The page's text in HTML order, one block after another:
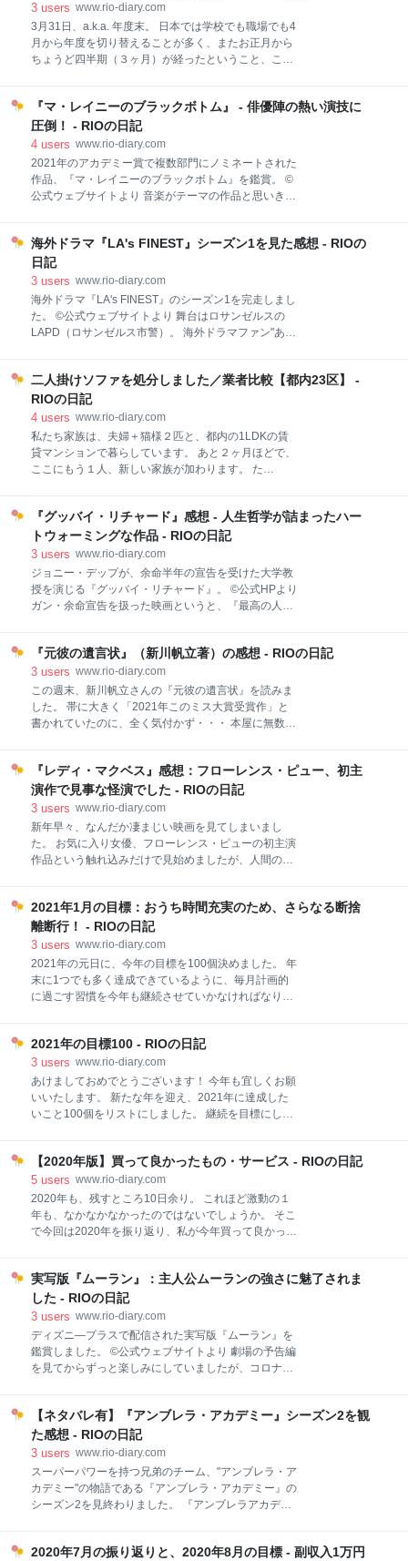
移り変わりを感じたい。 静かで考えさせられる作品を
見たい。 アカデミー賞ノミネート作品をチェックした
い。 『私というパズル』 #Netflix 冒頭の長回しの出産
シーンは、月並みだけどすごいの一言。俳優陣だけで
で語った言葉が特に心に残りました。静かで重いけ
ど、強さや希望も感じる作品です。
pic.twitter.com/7QAubnN
3 users www.rio-diary.com
3月31日、a.k.a. 年度末。 日本では学校でも職場でも4
月から年度を切り替えることが多く、またお正月から
ちょうど四半期（３ヶ月）が経ったということ、これ
て。桜と白い鳥が美しかった・・・▼ 私はというと、
これまでは【年度末＝最繁忙期】でゆっくり何かを考
える暇もなく過ごしていました。 どの会社の法務部門
も同じでしょうか。 「今年度中に取引をまとめたいん
です！」 と、駆け込みの契約案件の依頼がこの時期は
後を絶たないんですよね・・・ 今年は産休のおかげ
る時間って大事ですね。たった１ヶ月でも生活状況や
自分の考え方に少し変化が生じるので、それをじっく
り見極めた上で未来の方針を考えないと、迷子になっ
てしまい
『マ・レイニーのブラックボトム』 - 俳優陣の熱い演技に
圧倒！ - RIOの日記
4 users www.rio-diary.com
2021年のアカデミー賞で複数部門にノミネートされた
作品、『マ・レイニーのブラックボトム』を鑑賞。 ©️
公式ウェブサイトより 音楽がテーマの作品と思いき
した。 ブラックパンサーでお馴染みのチャドウィッ
ク・ボーズマンの遺作でもあります。 その内容もさる
ことながら、私が一番印象に残っているのは俳優陣の
演技。 終始、登場人物たちの会話の多い会話劇のよう
な内容でしたが、特にメインのマ・レイニーを演じた
ヴィオラ・デイヴィスと、レヴィーを演じたチャドウ
#Netflix ヴィオラ・デイヴィスとチャドウィック・ボ
ーズマンの演技がとにかく魂震える素晴らしさで鳥肌
立ちまくり。 音楽映画かと思いきや、1927年のシカ
ゴ
海外ドラマ『LA's FINEST』シーズン1を見た感想 - RIOの
日記
3 users www.rio-diary.com
海外ドラマ『LA's FINEST』のシーズン1を完走しまし
た。 ©️公式ウェブサイトより 舞台はロサンゼルスの
LAPD（ロサンゼルス市警）。 海外ドラマファン"ある
た（笑） シドとナンシー、クールな２人の女性刑事の
活躍を描く海外ドラマです。 日々LAで発生する事件を
解決しつつ、シーズンを通じてシドの敵・ノックスを
追い詰めるという大きなテーマも同時に進行していく
という構成になっていました。 本作は『バッドボーイ
ズ』のスピンオフドラマです。 ジェシカ・アルバ目当
ナンシーの潜入捜査でのコスプレやWベンの軽妙なや
りとりのおかげで、気軽に楽しめました！ 『LA’s
FINEST』S1 LAを舞台に、2人
二人掛けソファを処分しました／業者比較【都内23区】 -
RIOの日記
4 users www.rio-diary.com
私たち家族は、夫婦＋猫様２匹と、都内の1LDKの賃
貸マンションで暮らしています。 あと２ヶ月ほどで、
ここにもう１人、新しい家族が加わります。 た
~ * ~ * ~ * ~ * ~ * ~ * ~ * ~ * ~ * ~ * ~ * ~ * ~ 家族が増え
るのをきっかけに、彼は転職活動を開始。 新しい職場
が決まるまで、引っ越し先を探すのは難しく・・・ 私
自身も、通い慣れた産院を変えるのに抵抗があったの
で、「引っ越すなら出産後だね」と話しています。 *
~ * ~ * ~ * ~ * ~ * ~ * ~ * ~ * ~ * ~ * ~ * ~ * ~ * ~ * ~ そう
に購入した大きなソ
『グッバイ・リチャード』感想 - 人生哲学が詰まったハー
トウォーミングな作品 - RIOの日記
3 users www.rio-diary.com
ジョニー・デップが、余命半年の宣告を受けた大学教
授を演じる『グッバイ・リチャード』。 ©︎公式HPより
ガン・余命宣告を扱った映画というと、『最高の人生
人に特にオススメ＞ 人生の節目にいる人、「最近人生
について考えることが多いなぁ」という人 ハートウォ
ーミングな映画を見たい人 手頃な時間の映画を見たい
人（上映時間：91分） ジョニー・デップのファン（バ
シッとスーツを着こなす姿はやっぱりカッコよかっ
として、友として、教授として、リチャードが余命半
年の中で周囲の大切な人たちに遺す言葉の数々が印象
的。 がんで余命わずかであることを告げられた大学教
授のリチャードは、追い討ちをかけるかのように妻に
不倫を
『元彼の遺言状』（新川帆立著）の感想 - RIOの日記
3 users www.rio-diary.com
この週末、新川帆立さんの『元彼の遺言状』を読みま
した。 帯に大きく「2021年このミス大賞受賞作」と
書かれていたのに、全く気付かず・・・ 本屋に無数に
妙な遺言状を残して、大手製薬会社の御曹司・森川栄
治が亡くなった。学生時代に彼と三ヶ月だけ交際して
いた弁護士の剣持麗子は、犯人候補に名乗り出た栄治
の友人の代理人として、森川家主催の「犯人選考会」
に参加することとなった。数百億円とも言われる遺産
の分け前を獲得すべく、麗子は自らの依頼人を犯人に
半面、細かい部分でどうしても違和感を覚えて気にな
ってしまうところもありました。 以下ネタバレが含ま
れます 映像化にぴったりなエンタメ性の高い作品 個性
の立つ登場人
『レディ・マクベス』感想：フローレンス・ピュー、初主
演作で見事な怪演でした - RIOの日記
3 users www.rio-diary.com
新年早々、なんだか凄まじい映画を見てしまいまし
た。 お気に入り女優、フローレンス・ピューの初主演
作品という触れ込みだけで見始めましたが、人間の怖
です！笑） ©️公式ウェブサイトより あらすじ 「ミッド
サマー」「ストーリー・オブ・マイライフ わたしの
若草物語」のフローレンス・ピューが2016年に映画初
主演を務めた文芸ドラマ。ロシアの作家ニコライ・レ
スコフの小説「ムツェンスク郡のマクベス夫人」を映
画化した。 19世紀後半のイギリス。 17歳のキャサリ
出を禁じられ、人里離れた屋敷で退屈な日々を過ごし
ていた。 そんなある日、キャサリンは夫の留守中に若
い使用人セバスチャンに誘惑され、不倫関係となる。
欲望を抑え
2021年1月の目標：おうち時間充実のため、さらなる断捨
離断行！ - RIOの日記
3 users www.rio-diary.com
2021年の元日に、今年の目標を100個決めました。 年
末に1つでも多く達成できているように、毎月計画的
に過ごす習慣を今年も継続させていかなければなりま
趣味・自己啓発編 映画を4本鑑賞する 海外ドラマシリ
ーズを1シーズン以上観終わる 本を2冊以上読む／積読
本を読み進める お金・仕事・副業編 倹約・家計のこと
仕事・副業 家族・生活編 まとめ 趣味・自己啓発編 映
画館で観たい映画が多いのだけど・・・ コロナ患者が
『ワンダー・ウーマン』の新作、大きなIMAXシアター
で観たかったなぁ・・・涙 映画を4本鑑賞する ソウル
フル・ワールド レディ・マクベス ヒストリー・オブ・
バイオレンス ホース
2021年の目標100 - RIOの日記
3 users www.rio-diary.com
あけましておめでとうございます！ 今年も宜しくお願
いいたします。 新たな年を迎え、2021年に達成した
いこと100個をリストにしました。 継続を目標にして
チベーション維持のためにも少し難易度が高い目標の
ほうがやりがいあるね！ 家族のこと＆子育てのこと 健
康・日々の生活のこと お金のこと 仕事・副業のこと
趣味・自己啓発のこと ※2021/9/14更新 家族のこと＆
子育てのこと 1. 無事に、元気な赤ちゃんを産む（無事
たけれど、みんな元気に過ごせました） 3. 出産後、夫
婦でおいしいお寿司を食べに行く（緊急事態宣言下の
ため、退院日に彼が美味しいお寿司をテイクアウトし
てくれました） 4. 1年以
【2020年版】買って良かったもの・サービス - RIOの日記
5 users www.rio-diary.com
2020年も、残すところ10日余り。 これほど激動の１
年も、なかなかなかったのではないでしょうか。 そこ
で今回は2020年を振り返り、私が今年買って良かった
5 ニンテンドースイッチ 真穴みかん まとめ おそうじ
本舗のハウスクリーニングサービス 今までも共働きと
いうこともあり、お恥ずかしい話ですが家の掃除も
隅々まで行き届いていませんでした… それに加え私の
妊娠が発覚し、自分で掃除する気力も体力も一層減
り、思い切って業者さんにお願いすることに。 散らか
度！ 秋～冬の間に、２回に分けてトイレと浴室の掃除
をしてもらいました。 良かったポイント テレワーク中
の2～3時間程でお掃除完了し、楽チン
実写版『ムーラン』：主人公ムーランの強さに魅了されま
した - RIOの日記
3 users www.rio-diary.com
ディズニ―プラスで配信された実写版『ムーラン』を
鑑賞しました。 ©公式ウェブサイトより 劇場の予告編
を見てからずっと楽しみにしていましたが、コロナが
別）で配信されると発表されていましたが、有料配信
から期間も経ち、ついに見放題にも追加！ 有料配信後
から時々目にするレビューは、なかなか厳しいものが
多かったので少し心配していましたが、個人的にはと
ても楽しめる内容でした。 口コミを見ているとアニメ
ーションのファンの方からの評価が厳しいようなの
た。 あらすじ ムーランというキャラクター 実写版は
【ネタバレ有】『アンブレラ・アカデミー』シーズン2を観
た感想 - RIOの日記
3 users www.rio-diary.com
スーパーパワーを持つ兄弟のチーム、"アンブレラ・ア
カデミー"の物語である『アンブレラ・アカデミー』の
シーズン2を見終わりました。 『アンブレラアカデミ
で憎めない。 1話目の開始10分、🤩🤩←こんな顔にな
2020年7月の振り返りと、2020年8月の目標 - 副収入1万円